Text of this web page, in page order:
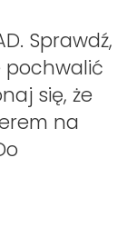
Sprawdź,
pochwalić
się, że
na